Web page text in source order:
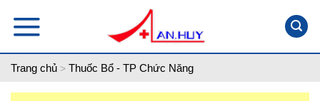
Trang chủ > Thuốc Bổ - TP Chức Năng